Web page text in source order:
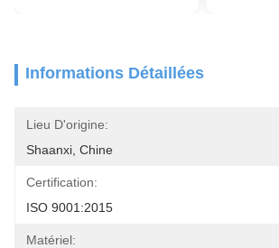
Informations Détaillées
Lieu D'origine:
Shaanxi, Chine
Certification:
ISO 9001:2015
Matériel: